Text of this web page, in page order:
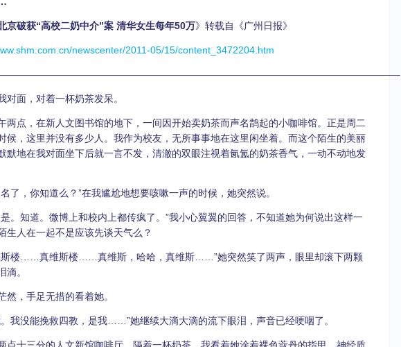
京破获“高校二奶中介”案 清华女生每年50万》转载自《广州日报》
newscenter/2011-05/15/content_3472204.htm
对面，对着一杯奶茶发呆。
两点，在新人文图书馆的地下，一间因开始卖奶茶而声名鹊起的小咖啡馆。正是周二
候，这里并没有多少人。我作为校友，无所事事地在这里闲坐着。而这个陌生的美丽
默地在我对面坐下后就一言不发，清澈的双眼注视着氤氲的奶茶香气，一动不动地发
了，你知道么？”在我尴尬地想要咳嗽一声的时候，她突然说。
。知道。微博上和校内上都传疯了。”我小心翼翼的回答，不知道她为何说出这样一
生人在一起不是应该先谈天气么？
斯楼……真维斯楼……真维斯，哈哈，真维斯……”她突然笑了两声，眼里却滚下两颗
滴。
然，手足无措的看着她。
。我没能挽救四教，是我……”她继续大滴大滴的流下眼泪，声音已经哽咽了。